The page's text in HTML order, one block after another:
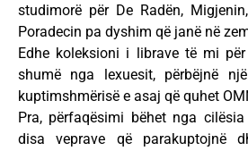
studimorë për De Radën,
Poradecin pa dyshim që janë në
Edhe koleksioni i librave të mi
shumë nga lexuesit, përbëjnë
kuptimshmërisë e asaj që quhet
Pra, përfaqësimi bëhet nga
disa veprave që parakuptojnë